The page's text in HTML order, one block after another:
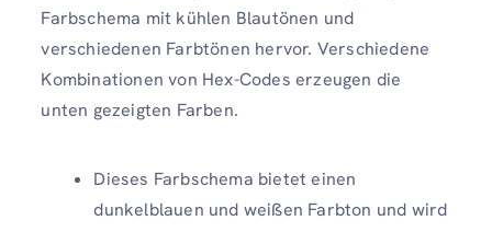
Farbschema mit kühlen Blautönen und
verschiedenen Farbtönen hervor. Verschiedene
Kombinationen von Hex-Codes erzeugen die
unten gezeigten Farben.
Dieses Farbschema bietet einen
dunkelblauen und weißen Farbton und wird